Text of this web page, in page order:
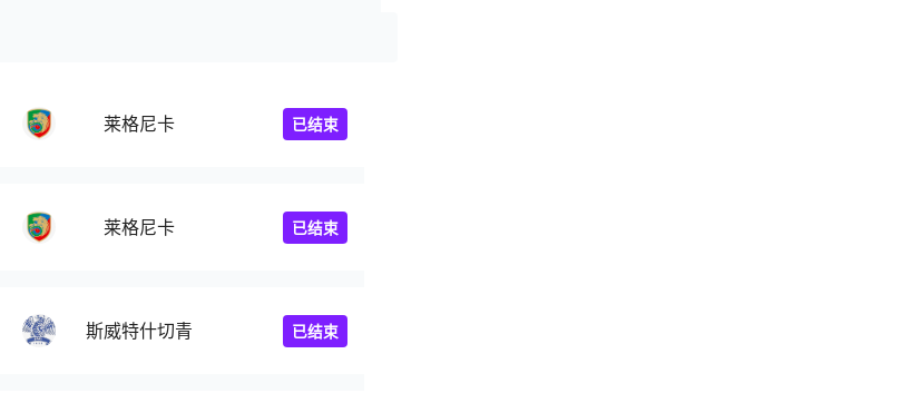
莱格尼卡 已结束
莱格尼卡 已结束
斯威特什切青 已结束